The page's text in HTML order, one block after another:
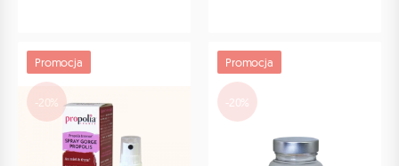
Promocja
-20%
Promocja
-20%